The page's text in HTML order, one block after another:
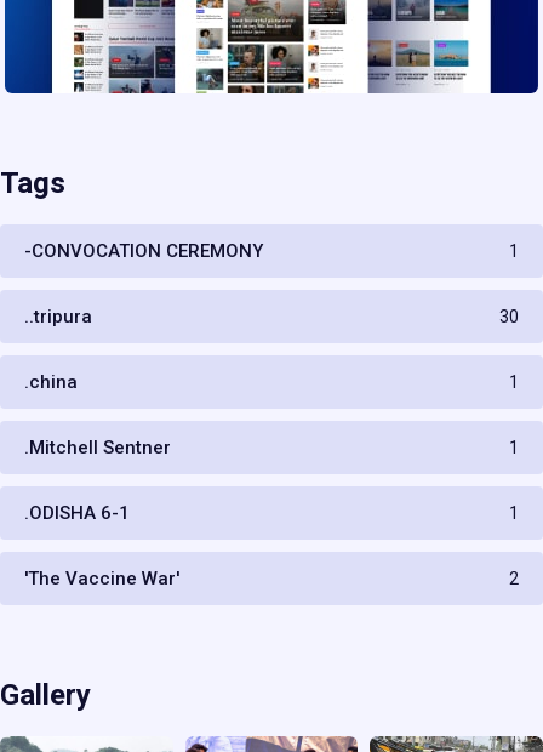
Tags
-CONVOCATION CEREMONY 1
..tripura 30
.china 1
.Mitchell Sentner 1
.ODISHA 6-1 1
'The Vaccine War' 2
Gallery